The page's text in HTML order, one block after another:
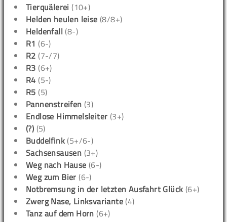
Tierquälerei (10+)
Helden heulen leise (8/8+)
Heldenfall (8-)
R1 (6-)
R2 (7-/7)
R3 (6+)
R4 (5-)
R5 (5)
Pannenstreifen (3)
Endlose Himmelsleiter (3+)
(?) (5)
Buddelfink (5+/6-)
Sachsensausen (3+)
Weg nach Hause (6-)
Weg zum Bier (6-)
Notbremsung in der letzten Ausfahrt Glück (6+)
Zwerg Nase, Linksvariante (4)
Tanz auf dem Horn (6+)